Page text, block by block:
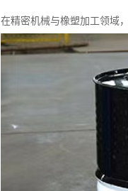
在精密机械与橡塑加工领域